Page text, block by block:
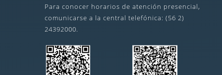
Para conocer horarios de atención presencial,
comunicarse a la central telefónica: (56 2)
24392000.